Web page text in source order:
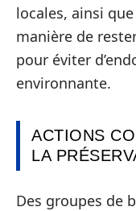
locales, ainsi
manière de
pour éviter
environnante.
ACTIONS
LA
Des groupes de